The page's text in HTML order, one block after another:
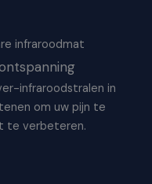
infraroodmat
infraroodstralen in
om uw pijn te
te verbeteren.